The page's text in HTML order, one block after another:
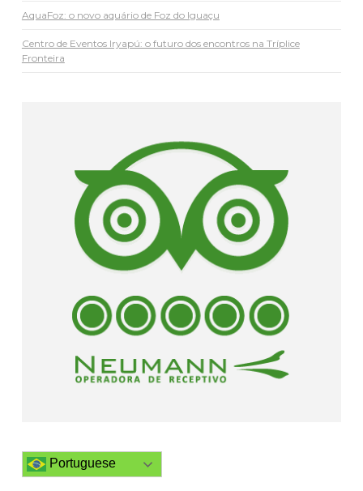
AquaFoz: o novo aquário de Foz do Iguaçu
Centro de Eventos Iryapú: o futuro dos encontros na Tríplice
Fronteira
Portuguese